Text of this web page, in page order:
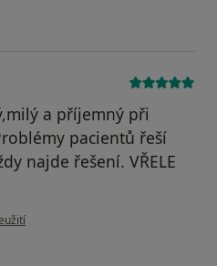
a příjemný při
pacientů řeší
najde řešení. VŘELE
uživatele Spokojený pacient